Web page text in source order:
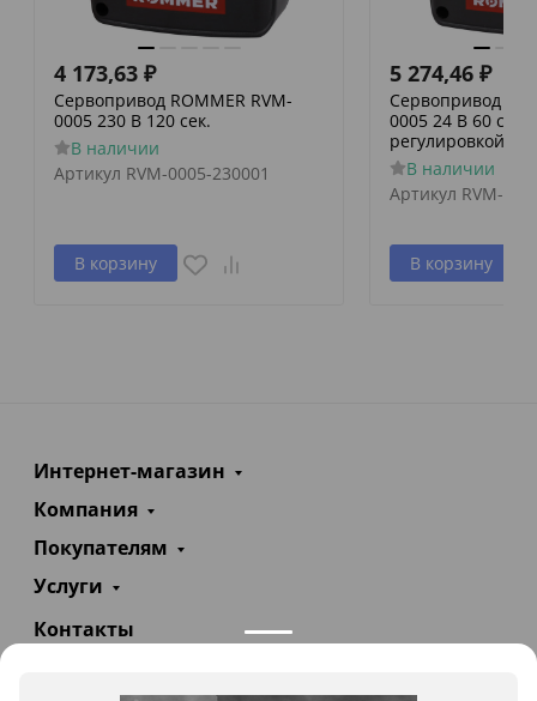
4 173,63 ₽
Сервопривод ROMMER RVM-
0005 230 В 120 сек.
В наличии
Артикул RVM-0005-230001
В корзину
5 274,46 ₽
Сервопривод
0005 24 В 60
регулировкой по
В наличии
Артикул RVM-
В корзину
Интернет-магазин
Компания
Покупателям
Услуги
Контакты